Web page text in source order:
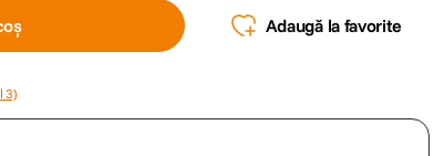
Adaugă la favorite
3)